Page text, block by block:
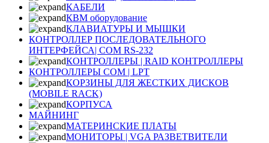
КАБЕЛИ
КВМ оборудование
КЛАВИАТУРЫ И МЫШКИ
КОНТРОЛЛЕР ПОСЛЕДОВАТЕЛЬНОГО
ИНТЕРФЕЙСА| COM RS-232
КОНТРОЛЛЕРЫ | RAID КОНТРОЛЛЕРЫ
КОНТРОЛЛЕРЫ COM | LPT
КОРЗИНЫ ДЛЯ ЖЕСТКИХ ДИСКОВ
(MOBILE RACK)
КОРПУСА
МАЙНИНГ
МАТЕРИНСКИЕ ПЛАТЫ
МОНИТОРЫ | VGA РАЗВЕТВИТЕЛИ